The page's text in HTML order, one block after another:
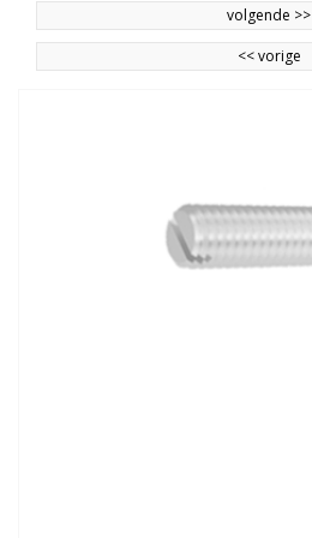
volgende >>
<<vorige